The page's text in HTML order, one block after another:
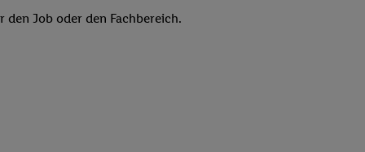
Job oder den Fachbereich.
von Profilen